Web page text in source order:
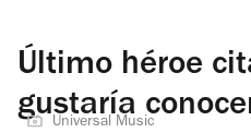
Último héroe
gustaría
Universal Music